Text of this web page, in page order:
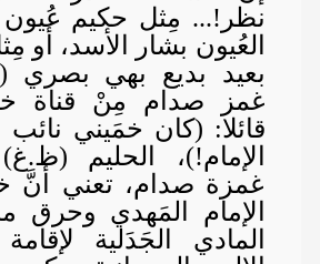
نظر!... مِثل حكيم
العُيون بشار الأسد، أو
بعيد بديع بهي بصري
غمز صدام مِنْ قناة
قائلا: (كان خمَيني نائب
الإمام!)، الحليم
غمزة صدام، تعني أنَّ
الإمام المَهدي وحرق
المادي الجَدَلية